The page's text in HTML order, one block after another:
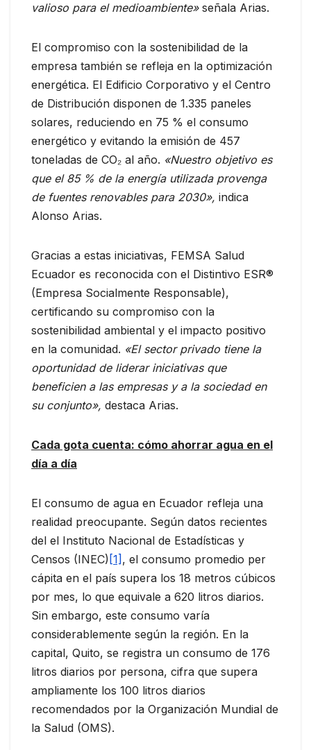
valioso para el medioambiente» señala Arias.
El compromiso con la sostenibilidad de la
empresa también se refleja en la optimización
energética. El Edificio Corporativo y el Centro
de Distribución disponen de 1.335 paneles
solares, reduciendo en 75 % el consumo
energético y evitando la emisión de 457
toneladas de CO₂ al año. «Nuestro objetivo es
que el 85 % de la energía utilizada provenga
de fuentes renovables para 2030», indica
Alonso Arias.
Gracias a estas iniciativas, FEMSA Salud
Ecuador es reconocida con el Distintivo ESR®
(Empresa Socialmente Responsable),
certificando su compromiso con la
sostenibilidad ambiental y el impacto positivo
en la comunidad. «El sector privado tiene la
oportunidad de liderar iniciativas que
beneficien a las empresas y a la sociedad en
su conjunto», destaca Arias.
Cada gota cuenta: cómo ahorrar agua en el
día a día
El consumo de agua en Ecuador refleja una
realidad preocupante. Según datos recientes
del el Instituto Nacional de Estadísticas y
Censos (INEC) [1] , el consumo promedio per
cápita en el país supera los 18 metros cúbicos
por mes, lo que equivale a 620 litros diarios.
Sin embargo, este consumo varía
considerablemente según la región. En la
capital, Quito, se registra un consumo de 176
litros diarios por persona, cifra que supera
ampliamente los 100 litros diarios
recomendados por la Organización Mundial de
la Salud (OMS).